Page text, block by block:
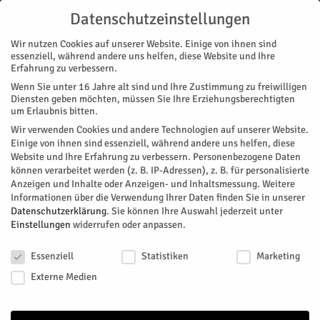
Start
« Alle Veranstaltungen
Diese Veranstaltung hat bereits stattgefunden.
Spielenachmittag für Senioren
Datenschutzeinstellungen
Wir nutzen Cookies auf unserer Website. Einige von ihnen sind
essenziell, während andere uns helfen, diese Website und Ihre
Erfahrung zu verbessern.
Wenn Sie unter 16 Jahre alt sind und Ihre Zustimmung zu freiwilligen
Diensten geben möchten, müssen Sie Ihre Erziehungsberechtigten
um Erlaubnis bitten.
Wir verwenden Cookies und andere Technologien auf unserer Website.
Einige von ihnen sind essenziell, während andere uns helfen, diese
Website und Ihre Erfahrung zu verbessern. Personenbezogene Daten
können verarbeitet werden (z. B. IP-Adressen), z. B. für personalisierte
Anzeigen und Inhalte oder Anzeigen- und Inhaltsmessung. Weitere
Informationen über die Verwendung Ihrer Daten finden Sie in unserer
Datenschutzerklärung. Sie können Ihre Auswahl jederzeit unter
Einstellungen widerrufen oder anpassen.
Essenziell
Statistiken
Marketing
Externe Medien